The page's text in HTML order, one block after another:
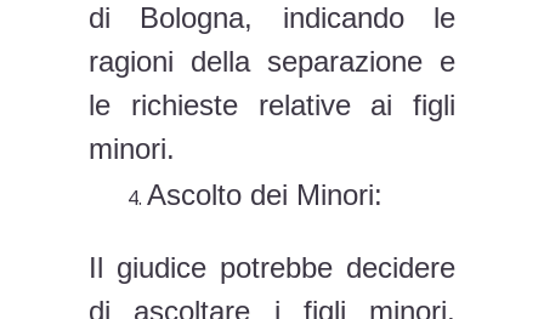
di Bologna, indicando le
ragioni della separazione e
le richieste relative ai figli
minori.
Ascolto dei Minori:
Il giudice potrebbe decidere
di ascoltare i figli minori,